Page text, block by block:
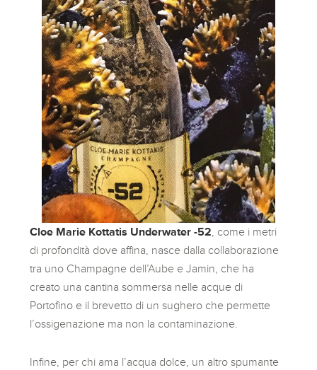
Cloe Marie Kottatis Underwater -52 , come i metri
di profondità dove affina, nasce dalla collaborazione
tra uno Champagne dell’Aube e Jamin, che ha
creato una cantina sommersa nelle acque di
Portofino e il brevetto di un sughero che permette
l’ossigenazione ma non la contaminazione.
Infine, per chi ama l’acqua dolce, un altro spumante